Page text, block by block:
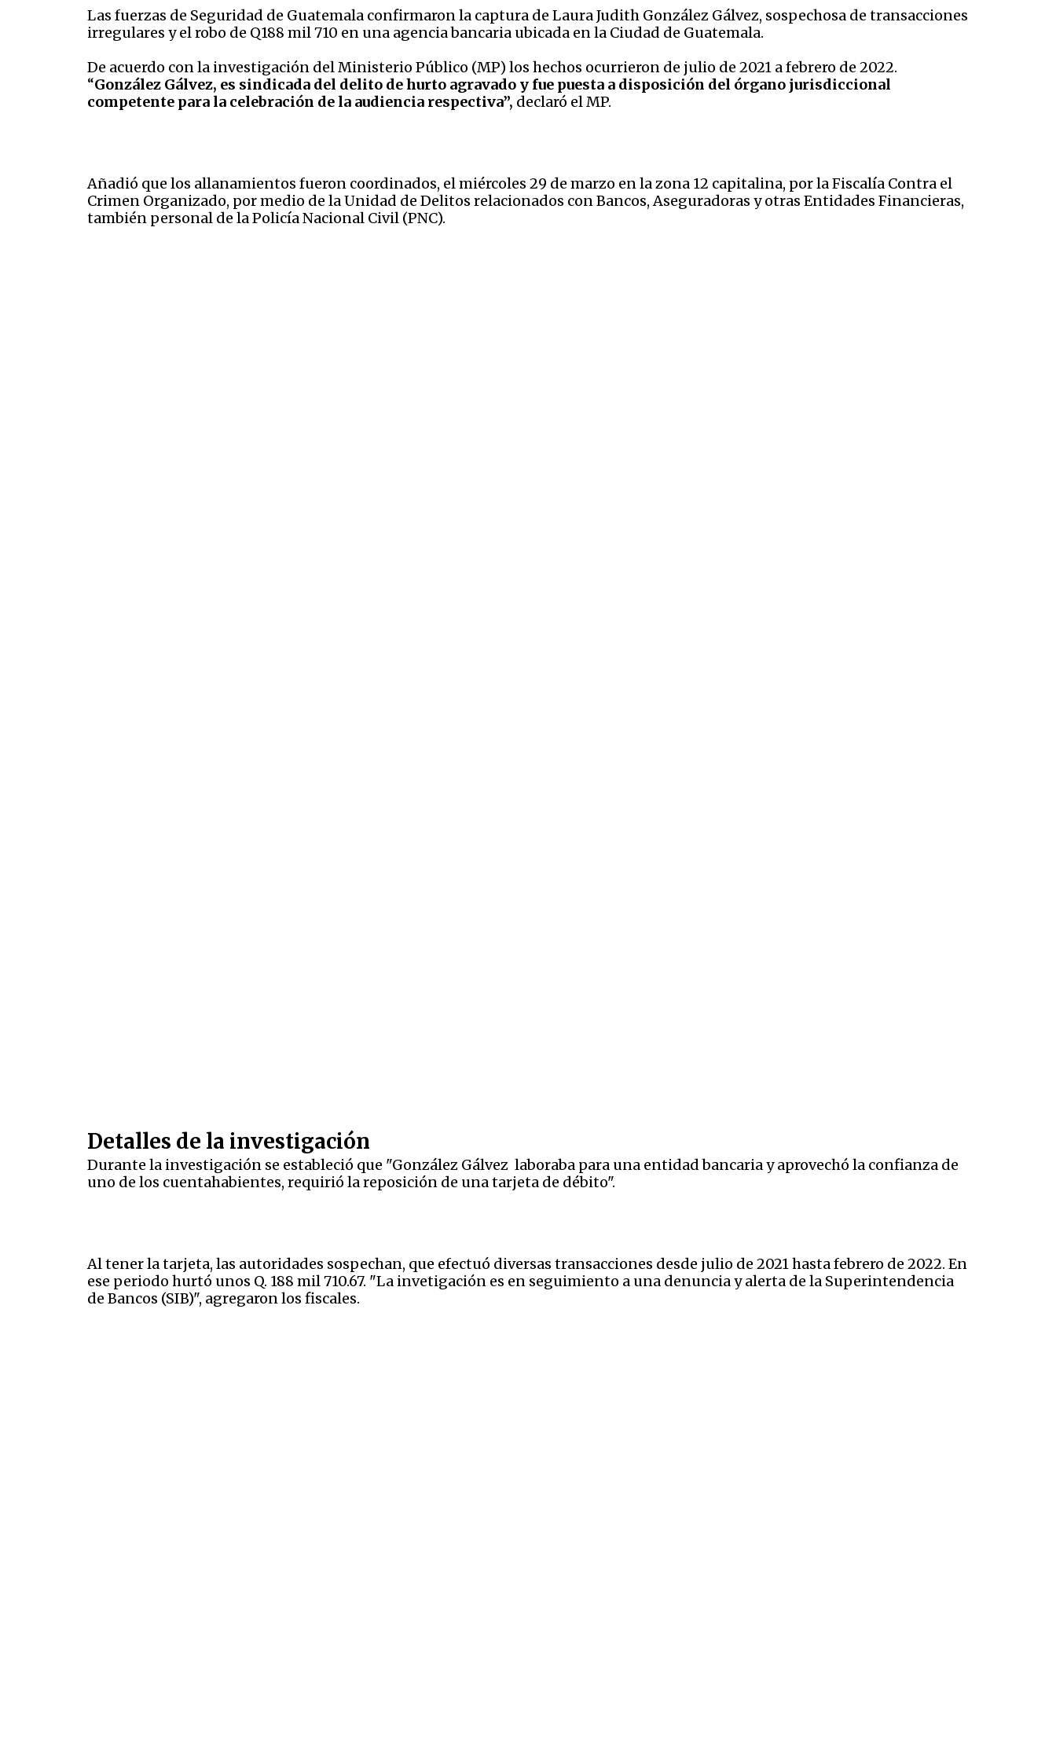
Las fuerzas de Seguridad de Guatemala confirmaron la captura de Laura Judith González Gálvez, sospechosa de transacciones
irregulares y el robo de Q188 mil 710 en una agencia bancaria ubicada en la Ciudad de Guatemala.
De acuerdo con la investigación del Ministerio Público (MP) los hechos ocurrieron de julio de 2021 a febrero de 2022.
“González Gálvez, es sindicada del delito de hurto agravado y fue puesta a disposición del órgano jurisdiccional
competente para la celebración de la audiencia respectiva”, declaró el MP.
Añadió que los allanamientos fueron coordinados, el miércoles 29 de marzo en la zona 12 capitalina, por la Fiscalía Contra el
Crimen Organizado, por medio de la Unidad de Delitos relacionados con Bancos, Aseguradoras y otras Entidades Financieras,
también personal de la Policía Nacional Civil (PNC).
Detalles de la investigación
Durante la investigación se estableció que "González Gálvez laboraba para una entidad bancaria y aprovechó la confianza de
uno de los cuentahabientes, requirió la reposición de una tarjeta de débito".
Al tener la tarjeta, las autoridades sospechan, que efectuó diversas transacciones desde julio de 2021 hasta febrero de 2022. En
ese periodo hurtó unos Q. 188 mil 710.67. "La invetigación es en seguimiento a una denuncia y alerta de la Superintendencia
de Bancos (SIB)", agregaron los fiscales.